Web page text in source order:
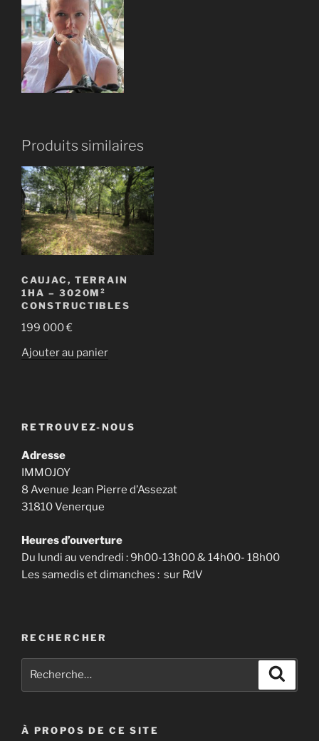
Produits similaires
CAUJAC, TERRAIN
1HA – 3020M²
CONSTRUCTIBLES
199 000€
Ajouter au panier
RETROUVEZ-NOUS
Adresse
IMMOJOY
8 Avenue Jean Pierre d’Assezat
31810 Venerque
Heures d’ouverture
Du lundi au vendredi : 9h00-13h00 & 14h00- 18h00
Les samedis et dimanches : sur RdV
RECHERCHER
À PROPOS DE CE SITE